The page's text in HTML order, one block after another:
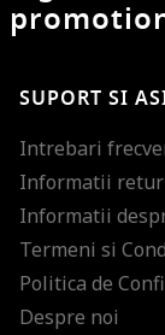
SUPORT SI
Intrebari
Informatii retur
Informatii
Termeni si
Politica de
Despre noi